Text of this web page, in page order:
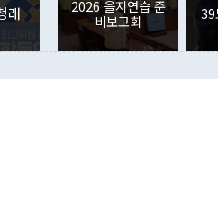
"여기 업무보고에 발표했다고 승
의 한 소식통은 "정 장관의 발언 내
를 거쳐 결정된 사안이 아닌 정 장
부처 장관이 정부의 공식 정책이
고 대통령의 면전에서 '국군통수
. 내국인의 해외 증권투자는 주식
. eoyn2@newspim.com
래
2026 을지연습 준
비보고회
39